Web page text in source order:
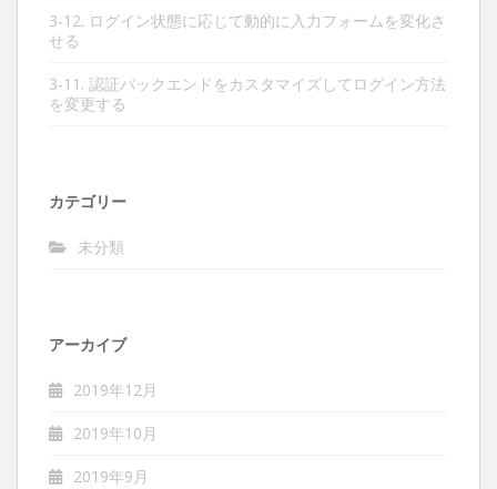
3-12. ログイン状態に応じて動的に入力フォームを変化さ
せる
3-11. 認証バックエンドをカスタマイズしてログイン方法
を変更する
カテゴリー
未分類
アーカイブ
2019年12月
2019年10月
2019年9月